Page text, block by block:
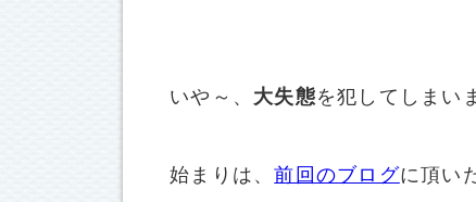
いや～、 大失態を犯してしまい
始まりは、前回のブログに頂い